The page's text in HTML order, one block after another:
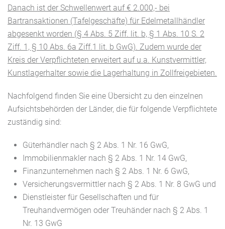
Danach ist der Schwellenwert auf € 2.000,- bei
Bartransaktionen (Tafelgeschäfte) für Edelmetallhändler
abgesenkt worden (§ 4 Abs. 5 Ziff. lit. b, § 1 Abs. 10 S. 2
Ziff. 1, § 10 Abs. 6a Ziff.1 lit. b GwG). Zudem wurde der
Kreis der Verpflichteten erweitert auf u.a. Kunstvermittler,
Kunstlagerhalter sowie die Lagerhaltung in Zollfreigebieten.
Nachfolgend finden Sie eine Übersicht zu den einzelnen
Aufsichtsbehörden der Länder, die für folgende Verpflichtete
zuständig sind:
Güterhändler nach § 2 Abs. 1 Nr. 16 GwG,
Immobilienmakler nach § 2 Abs. 1 Nr. 14 GwG,
Finanzunternehmen nach § 2 Abs. 1 Nr. 6 GwG,
Versicherungsvermittler nach § 2 Abs. 1 Nr. 8 GwG und
Dienstleister für Gesellschaften und für
Treuhandvermögen oder Treuhänder nach § 2 Abs. 1
Nr. 13 GwG